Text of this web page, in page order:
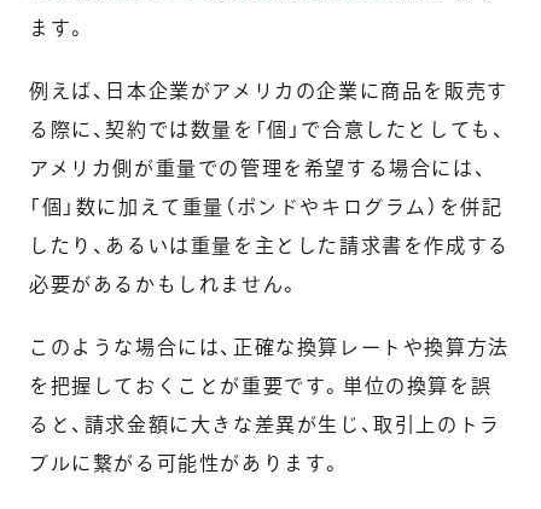
ます。
例えば、日本企業がアメリカの企業に商品を販売す
る際に、契約では数量を「個」で合意したとしても、
アメリカ側が重量での管理を希望する場合には、
「個」数に加えて重量（ポンドやキログラム）を併記
したり、あるいは重量を主とした請求書を作成する
必要があるかもしれません。
このような場合には、正確な換算レートや換算方法
を把握しておくことが重要です。単位の換算を誤
ると、請求金額に大きな差異が生じ、取引上のトラ
ブルに繋がる可能性があります。